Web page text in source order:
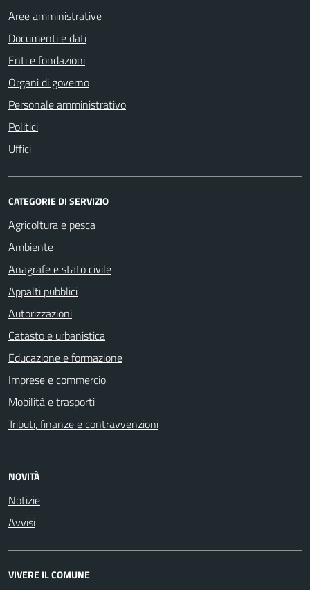
Aree amministrative
Documenti e dati
Enti e fondazioni
Organi di governo
Personale amministrativo
Politici
Uffici
CATEGORIE DI SERVIZIO
Agricoltura e pesca
Ambiente
Anagrafe e stato civile
Appalti pubblici
Autorizzazioni
Catasto e urbanistica
Educazione e formazione
Imprese e commercio
Mobilità e trasporti
Tributi, finanze e contravvenzioni
NOVITÀ
Notizie
Avvisi
VIVERE IL COMUNE